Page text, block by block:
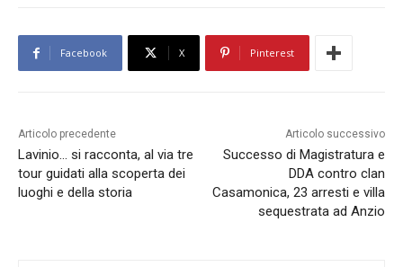
Facebook X Pinterest
Articolo precedente
Lavinio… si racconta, al via tre
tour guidati alla scoperta dei
luoghi e della storia
Articolo successivo
Successo di Magistratura e
DDA contro clan
Casamonica, 23 arresti e villa
sequestrata ad Anzio